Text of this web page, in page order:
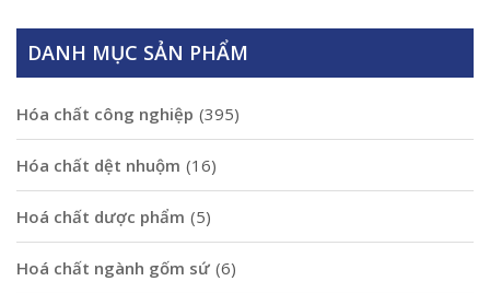
DANH MỤC SẢN PHẨM
Hóa chất công nghiệp (395)
Hóa chất dệt nhuộm (16)
Hoá chất dược phẩm (5)
Hoá chất ngành gốm sứ (6)